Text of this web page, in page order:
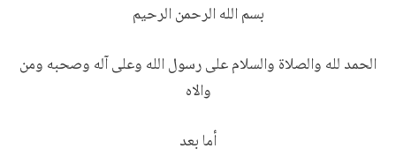
بسم الله الرحمن الرحيم
الحمد لله والصلاة والسلام على رسول الله وعلى آله وصحبه ومن
والاه
أما بعد